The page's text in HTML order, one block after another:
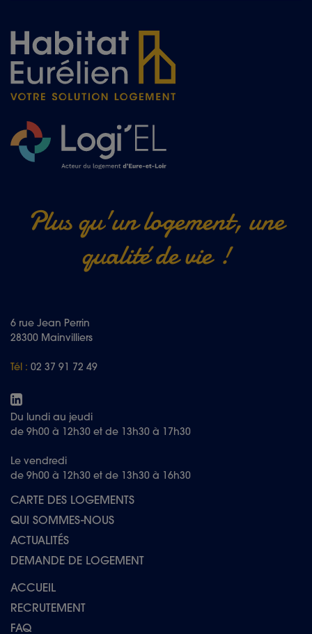
Plus qu'un logement, une
qualité de vie !
6 rue Jean Perrin
28300 Mainvilliers
Tél : 02 37 91 72 49
Du lundi au jeudi
de 9h00 à 12h30 et de 13h30 à 17h30
Le vendredi
de 9h00 à 12h30 et de 13h30 à 16h30
CARTE DES LOGEMENTS
QUI SOMMES-NOUS
ACTUALITÉS
DEMANDE DE LOGEMENT
ACCUEIL
RECRUTEMENT
FAQ